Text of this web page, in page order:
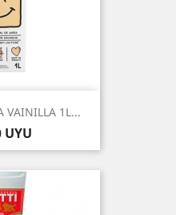
VAINILLA 1L...
UYU